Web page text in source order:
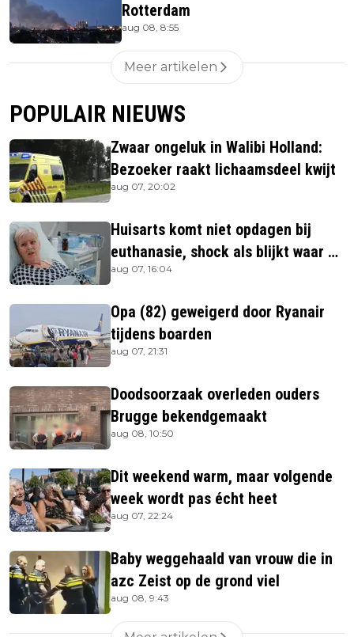
Rotterdam
aug 08, 8:55
Meer artikelen
POPULAIR NIEUWS
Zwaar ongeluk in Walibi Holland:
Bezoeker raakt lichaamsdeel kwijt
aug 07, 20:02
Huisarts komt niet opdagen bij
euthanasie, shock als blijkt waar ze
is
aug 07, 16:04
Opa (82) geweigerd door Ryanair
tijdens boarden
aug 07, 21:31
Doodsoorzaak overleden ouders
Brugge bekendgemaakt
aug 08, 10:50
Dit weekend warm, maar volgende
week wordt pas écht heet
aug 07, 22:24
Baby weggehaald van vrouw die in
azc Zeist op de grond viel
aug 08, 9:43